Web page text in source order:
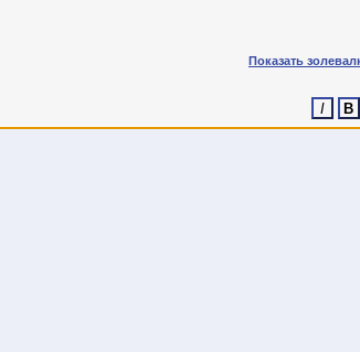
Показать
B
I